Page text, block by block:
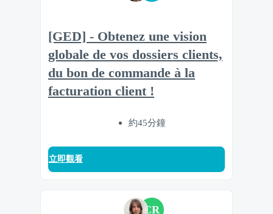
[GED] - Obtenez une vision
globale de vos dossiers clients,
du bon de commande à la
facturation client !
約45分鐘
立即觀看
CR